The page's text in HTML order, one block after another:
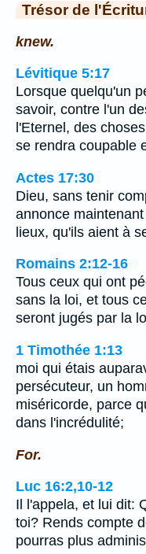
Trésor de
knew.
Lévitique 5:17
Lorsque quelqu'un
savoir, contre l'un
l'Eternel, des
se rendra coupable
Actes 17:30
Dieu, sans tenir
annonce
lieux, qu'ils aient à
Romains 2:12-16
Tous ceux qui ont
sans la loi, et tous
seront jugés par la
1 Timothée 1:13
moi qui étais
persécuteur, un
miséricorde, parce
dans l'incrédulité;
For.
Luc 16:2,10-12
Il l'appela, et lui dit:
toi? Rends compte
pourras plus